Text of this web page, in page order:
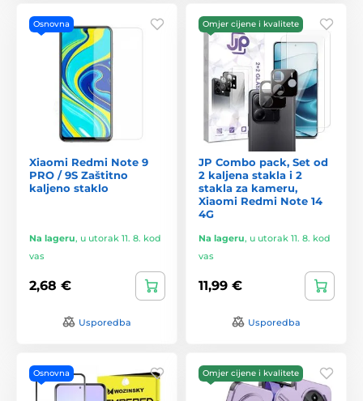
Osnovna
Xiaomi Redmi Note 9
PRO / 9S Zaštitno
kaljeno staklo
Na lageru, u utorak 11. 8. kod
vas
2,68 €
Usporedba
Omjer cijene i kvalitete
JP Combo pack, Set od
2 kaljena stakla i 2
stakla za kameru,
Xiaomi Redmi Note 14
4G
Na lageru, u utorak 11. 8. kod
vas
11,99 €
Usporedba
Osnovna Omjer cijene i kvalitete